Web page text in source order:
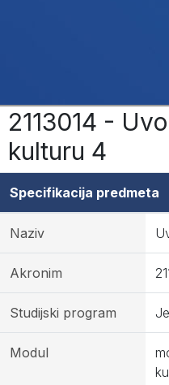
2113014 -
kulturu 4
Specifikacija predmeta
Naziv
Akronim
Studijski program
Modul